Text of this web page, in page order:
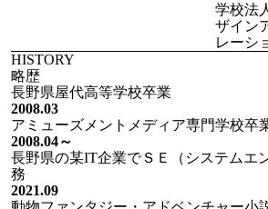
学校法
ザイン
レーシ
HISTORY
略歴
長野県屋代高等学校卒業
2008.03
アミューズメントメディア専門学校卒
2008.04～
長野県の某IT企業でＳＥ（システムエ
務
2021.09